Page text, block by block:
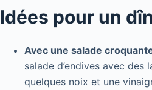
Idées pour un
Avec une salade
salade d’endives avec des
quelques noix et une